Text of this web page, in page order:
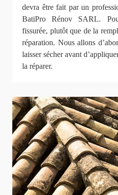
devra être fait par un
BatiPro Rénov SARL.
fissurée, plutôt que de la
réparation. Nous allons
laisser sécher avant
la réparer.